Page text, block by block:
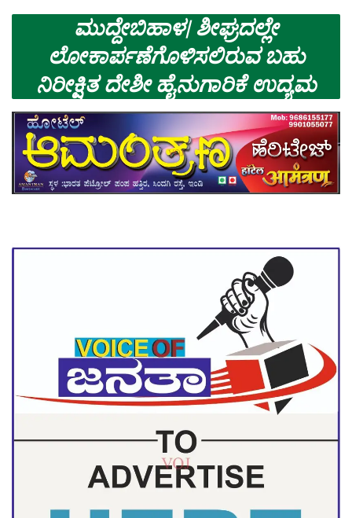
ಮುದ್ದೇಬಿಹಾಳ| ಶೀಘ್ರದಲ್ಲೇ
ಲೋಕಾರ್ಪಣೆಗೊಳಿಸಲಿರುವ ಬಹು
ನಿರೀಕ್ಷಿತ ದೇಶೀ ಹೈನುಗಾರಿಕೆ ಉದ್ಯಮ